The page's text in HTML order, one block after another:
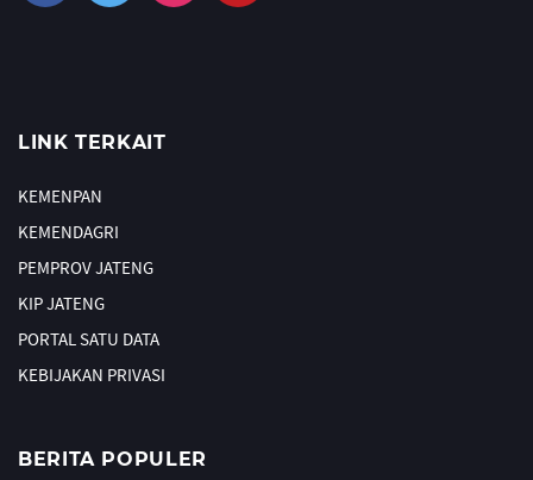
LINK TERKAIT
KEMENPAN
KEMENDAGRI
PEMPROV JATENG
KIP JATENG
PORTAL SATU DATA
KEBIJAKAN PRIVASI
BERITA POPULER